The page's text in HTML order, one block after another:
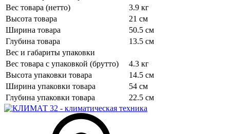
Вес товара (нетто)
3.9 кг
Высота товара
21 см
Ширина товара
50.5 см
Глубина товара
13.5 см
Вес и габариты упаковки
Вес товара с упаковкой (брутто)
4.3 кг
Высота упаковки товара
14.5 см
Ширина упаковки товара
54 см
Глубина упаковки товара
22.5 см